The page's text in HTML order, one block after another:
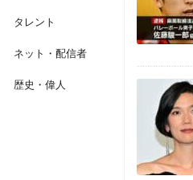
タレント
ネット・配信者
歴史・偉人